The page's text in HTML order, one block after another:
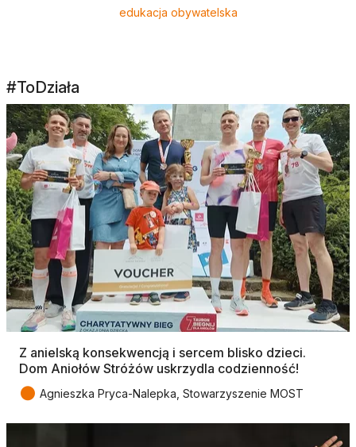
edukacja obywatelska
#ToDziała
Z anielską konsekwencją i sercem blisko dzieci.
Dom Aniołów Stróżów uskrzydla codzienność!
● Agnieszka Pryca-Nalepka, Stowarzyszenie MOST